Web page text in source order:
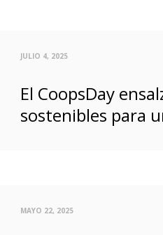
JULIO 4, 2025
El CoopsDay
sostenibles para
MAYO 22, 2025